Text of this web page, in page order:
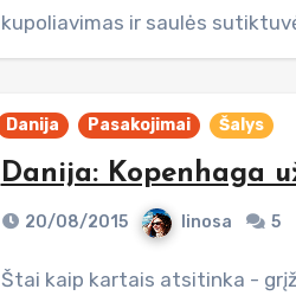
kupoliavimas ir saulės
Danija Pasakojimai Šalys
Danija: Kopenhaga
20/08/2015 linosa 5
Štai kaip kartais atsitinka - grįžtu iš Provanso ir